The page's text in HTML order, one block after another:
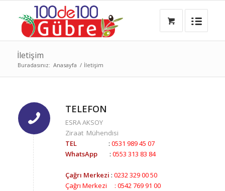
İletişim
Buradasınız: Anasayfa / İletişim
TELEFON
ESRA AKSOY
Ziraat Mühendisi
TEL : 0531 989 45 07
WhatsApp
: 0553 313 83 84
Çağrı Merkezi : 0232 329 00 50
Çağrı Merkezi : 0542 769 91 00